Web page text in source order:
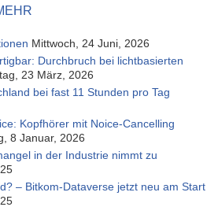
Mittwoch, 24 Juni, 2026
Durchbruch bei lichtbasierten
23 März, 2026
bei fast 11 Stunden pro Tag
Kopfhörer mit Noice-Cancelling
8 Januar, 2026
in der Industrie nimmt zu
– Bitkom-Dataverse jetzt neu am Start